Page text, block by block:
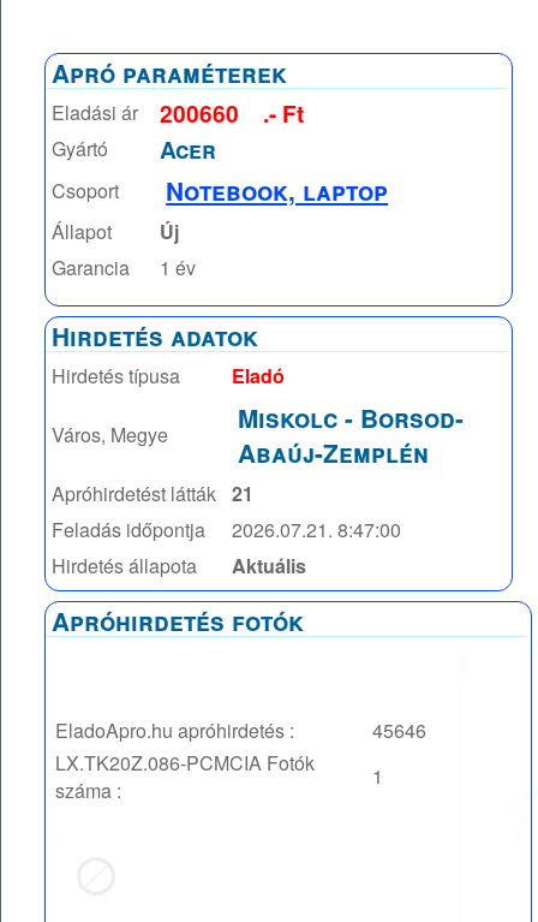
Apró paraméterek
Eladási ár 200660 .- Ft
Gyártó Acer
Csoport Notebook, laptop
Állapot
Új
Garancia
1 év
Hirdetés adatok
Hirdetés típusa Eladó
Város, Megye Miskolc- Borsod-
Abaúj-Zemplén
Apróhirdetést látták 21
Feladás időpontja
2026.07.21. 8:47:00
Hirdetés állapota
Aktuális
Apróhirdetés fotók
EladoApro.hu apróhirdetés :
45646
LX.TK20Z.086-PCMCIA Fotók
száma :
1